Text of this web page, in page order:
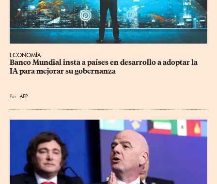
ECONOMÍA
Banco Mundial insta a países en desarrollo a adoptar la
IA para mejorar su gobernanza
Por AFP